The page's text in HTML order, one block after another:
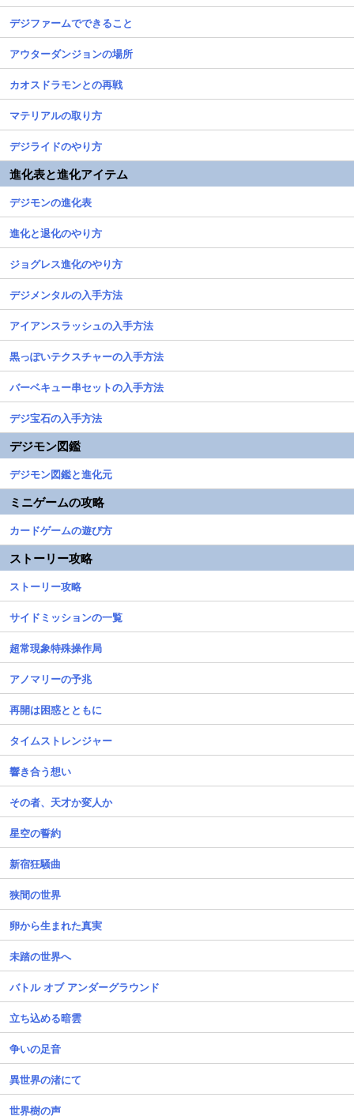
デジファームでできること
アウターダンジョンの場所
カオスドラモンとの再戦
マテリアルの取り方
デジライドのやり方
進化表と進化アイテム
デジモンの進化表
進化と退化のやり方
ジョグレス進化のやり方
デジメンタルの入手方法
アイアンスラッシュの入手方法
黒っぽいテクスチャーの入手方法
バーベキュー串セットの入手方法
デジ宝石の入手方法
デジモン図鑑
デジモン図鑑と進化元
ミニゲームの攻略
カードゲームの遊び方
ストーリー攻略
ストーリー攻略
サイドミッションの一覧
超常現象特殊操作局
アノマリーの予兆
再開は困惑とともに
タイムストレンジャー
響き合う想い
その者、天才か変人か
星空の誓約
新宿狂騒曲
狭間の世界
卵から生まれた真実
未踏の世界へ
バトル オブ アンダーグラウンド
立ち込める暗雲
争いの足音
異世界の渚にて
世界樹の声